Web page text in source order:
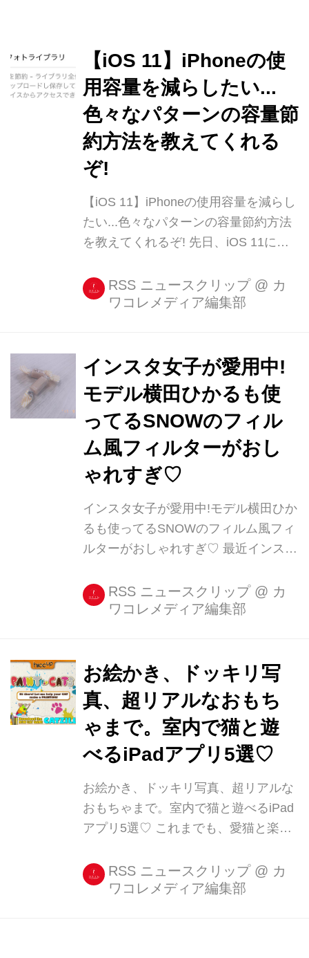
【iOS 11】iPhoneの使
用容量を減らしたい...
色々なパターンの容量節
約方法を教えてくれる
ぞ!
【iOS 11】iPhoneの使用容量を減らし
たい...色々なパターンの容量節約方法
を教えてくれるぞ! 先日、iOS 11に
てくれる機能をご紹介しましたが、そ
れには手動でアプリを選ぶ必要があり
ることで使用容量を減らせ [...]
RSS ニュースクリップ @ カ
ワコレメディア編集部
インスタ女子が愛用中!
モデル横田ひかるも使
ってるSNOWのフィル
ム風フィルターがおし
ゃれすぎ♡
インスタ女子が愛用中!モデル横田ひか
るも使ってるSNOWのフィルム風フィ
ルターがおしゃれすぎ♡ 最近インスタ
よく見かけるようになりましたね。 そ
のフィルター、なんのアプリを使って
用のSNOWフィルター 横田ひか [...]
RSS ニュースクリップ @ カ
ワコレメディア編集部
お絵かき、ドッキリ写
真、超リアルなおもち
ゃまで。室内で猫と遊
べるiPadアプリ5選♡
お絵かき、ドッキリ写真、超リアルな
おもちゃまで。室内で猫と遊べるiPad
アプリ5選♡ これまでも、愛猫と楽し
アプリをご紹介してきました。 しかし
まだまだ変わり種アプリがあるんです!
RSS ニュースクリップ @ カ
ワコレメディア編集部